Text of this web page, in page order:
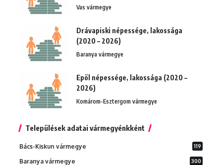
Vas vármegye
Drávapiski népessége, lakossága
(2020 – 2026)
Baranya vármegye
Epöl népessége, lakossága (2020 –
2026)
Komárom-Esztergom vármegye
Települések adatai vármegyénkként
Bács-Kiskun vármegye 119
Baranya vármegye 300